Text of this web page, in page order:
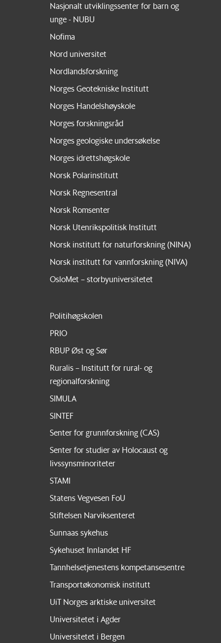
Nasjonalt utviklingssenter for barn og
unge - NUBU
Nofima
Nord universitet
Nordlandsforskning
Norges Geotekniske Institutt
Norges Handelshøyskole
Norges forskningsråd
Norges geologiske undersøkelse
Norges idrettshøgskole
Norsk Polarinstitutt
Norsk Regnesentral
Norsk Romsenter
Norsk Utenrikspolitisk Institutt
Norsk institutt for naturforskning (NINA)
Norsk institutt for vannforskning (NIVA)
OsloMet – storbyuniversitetet
Politihøgskolen
PRIO
RBUP Øst og Sør
Ruralis – Institutt for rural- og
regionalforskning
SIMULA
SINTEF
Senter for grunnforskning (CAS)
Senter for studier av Holocaust og
livssynsminoriteter
STAMI
Statens Vegvesen FoU
Stiftelsen Narviksenteret
Sunnaas sykehus
Sykehuset Innlandet HF
Tannhelsetjenestens kompetansesentre
Transportøkonomisk institutt
UiT Norges arktiske universitet
Universitetet i Agder
Universitetet i Bergen